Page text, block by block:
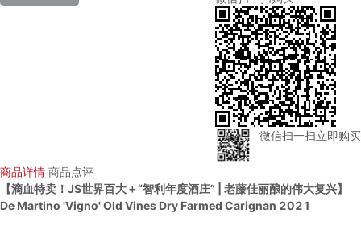
微信扫一扫立即购买
商品详情 商品点评
【滴血特卖！JS世界百大＋“智利年度酒庄” | 老藤佳丽酿的伟大复兴】
De Martino 'Vigno' Old Vines Dry Farmed Carignan 2021